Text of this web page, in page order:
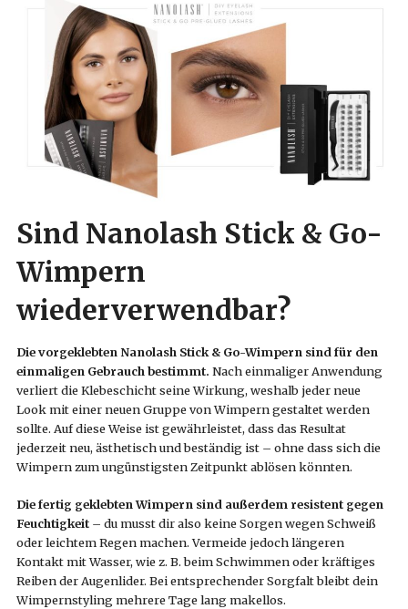
Sind Nanolash Stick & Go-
Wimpern
wiederverwendbar?
Die vorgeklebten Nanolash Stick & Go-Wimpern sind für den
einmaligen Gebrauch bestimmt. Nach einmaliger Anwendung
verliert die Klebeschicht seine Wirkung, weshalb jeder neue
Look mit einer neuen Gruppe von Wimpern gestaltet werden
sollte. Auf diese Weise ist gewährleistet, dass das Resultat
jederzeit neu, ästhetisch und beständig ist – ohne dass sich die
Wimpern zum ungünstigsten Zeitpunkt ablösen könnten.
Die fertig geklebten Wimpern sind außerdem resistent gegen
Feuchtigkeit – du musst dir also keine Sorgen wegen Schweiß
oder leichtem Regen machen. Vermeide jedoch längeren
Kontakt mit Wasser, wie z. B. beim Schwimmen oder kräftiges
Reiben der Augenlider. Bei entsprechender Sorgfalt bleibt dein
Wimpernstyling mehrere Tage lang makellos.